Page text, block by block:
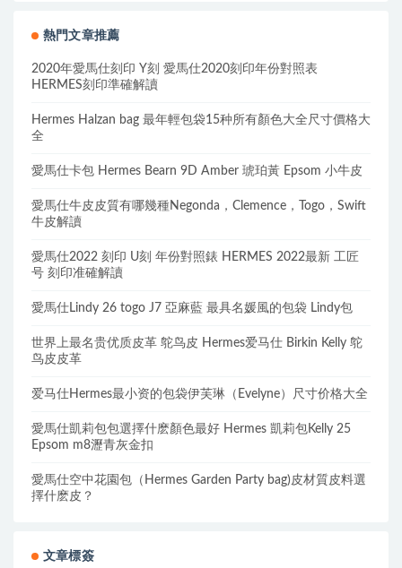
熱門文章推薦
2020年愛馬仕刻印 Y刻 愛馬仕2020刻印年份對照表
HERMES刻印準確解讀
Hermes Halzan bag 最年輕包袋15种所有顏色大全尺寸價格大
全
愛馬仕卡包 Hermes Bearn 9D Amber 琥珀黃 Epsom 小牛皮
愛馬仕牛皮皮質有哪幾種Negonda，Clemence，Togo，Swift
牛皮解讀
愛馬仕2022 刻印 U刻 年份對照錶 HERMES 2022最新 工匠
号 刻印准確解讀
愛馬仕Lindy 26 togo J7 亞麻藍 最具名媛風的包袋 Lindy包
世界上最名贵优质皮革 鸵鸟皮 Hermes爱马仕 Birkin Kelly 鸵
鸟皮皮革
爱马仕Hermes最小资的包袋伊芙琳（Evelyne）尺寸价格大全
愛馬仕凱莉包包選擇什麽顏色最好 Hermes 凱莉包Kelly 25
Epsom m8瀝青灰金扣
愛馬仕空中花園包（Hermes Garden Party bag)皮材質皮料選
擇什麽皮？
文章標簽